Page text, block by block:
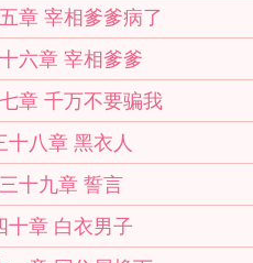
章 宰相爹爹病了
六章 宰相爹爹
章 千万不要骗我
十八章 黑衣人
十九章 誓言
十章 白衣男子